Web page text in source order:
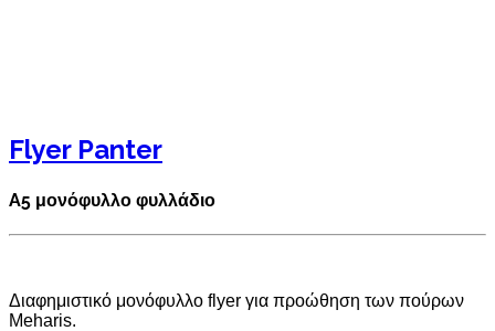
Flyer Panter
A5 μονόφυλλο φυλλάδιο
Διαφημιστικό μονόφυλλο flyer για προώθηση των πούρων
Meharis.